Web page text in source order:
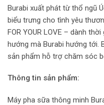
Burabi xuất phát từ thổ ngũ
biểu trưng cho tình yêu
FOR YOUR LOVE – dành
hướng mà Burabi hướng tới.
sản phẩm hỗ trợ chăm sóc
Thông tin sản phẩm:
Máy pha sữa thông minh